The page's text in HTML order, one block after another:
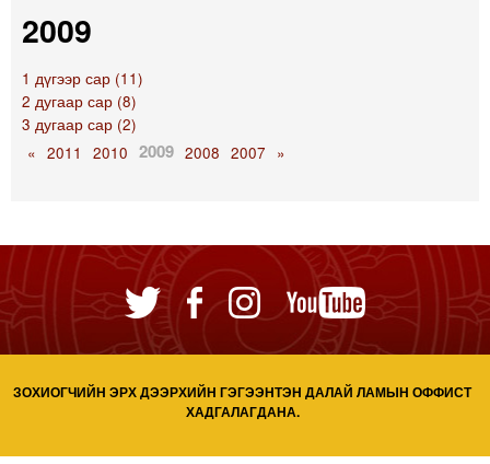
2009
1 дүгээр сар (11)
2 дугаар сар (8)
3 дугаар сар (2)
« 2011 2010 2009 2008 2007 »
ЗОХИОГЧИЙН ЭРХ ДЭЭРХИЙН ГЭГЭЭНТЭН ДАЛАЙ ЛАМЫН ОФФИСТ
ХАДГАЛАГДАНА.